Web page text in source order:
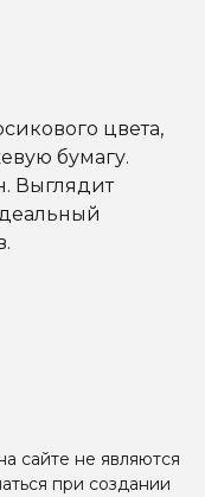
цвета,
бумагу.
Выглядит
сайте не являются
при создании